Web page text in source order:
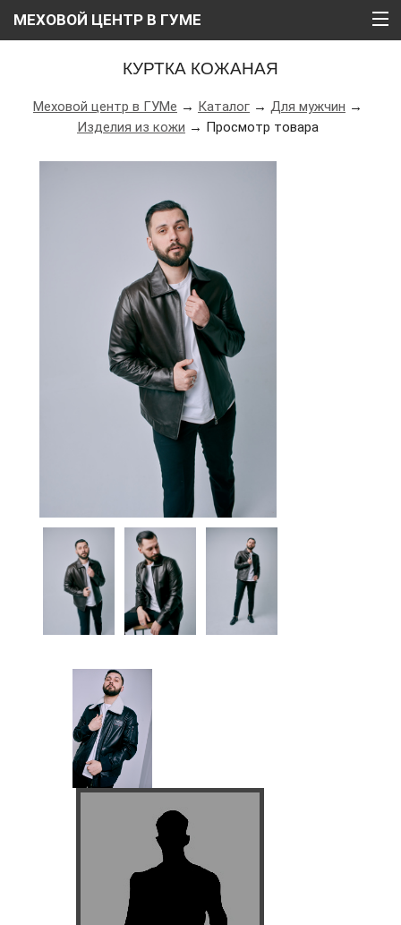
МЕХОВОЙ ЦЕНТР В ГУМЕ
КАТАЛОГ
РАССРОЧКА
КУРТКА КОЖАНАЯ
Меховой центр в ГУМе → Каталог → Для мужчин →
Изделия из кожи → Просмотр товара